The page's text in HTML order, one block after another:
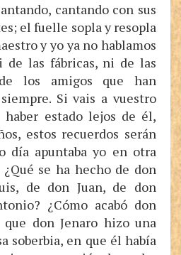
cantando con sus
el fuelle sopla y resopla
y yo ya no hablamos
de las fábricas, ni de las
de los amigos que han
Si vais a vuestro
haber estado lejos de él,
estos recuerdos serán
día apuntaba yo en otra
se ha hecho de don
de don Juan, de don
¿Cómo acabó don
que don Jenaro hizo una
soberbia, en que él había